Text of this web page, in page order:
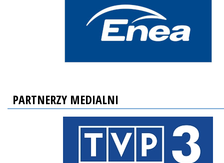
PARTNERZY MEDIALNI